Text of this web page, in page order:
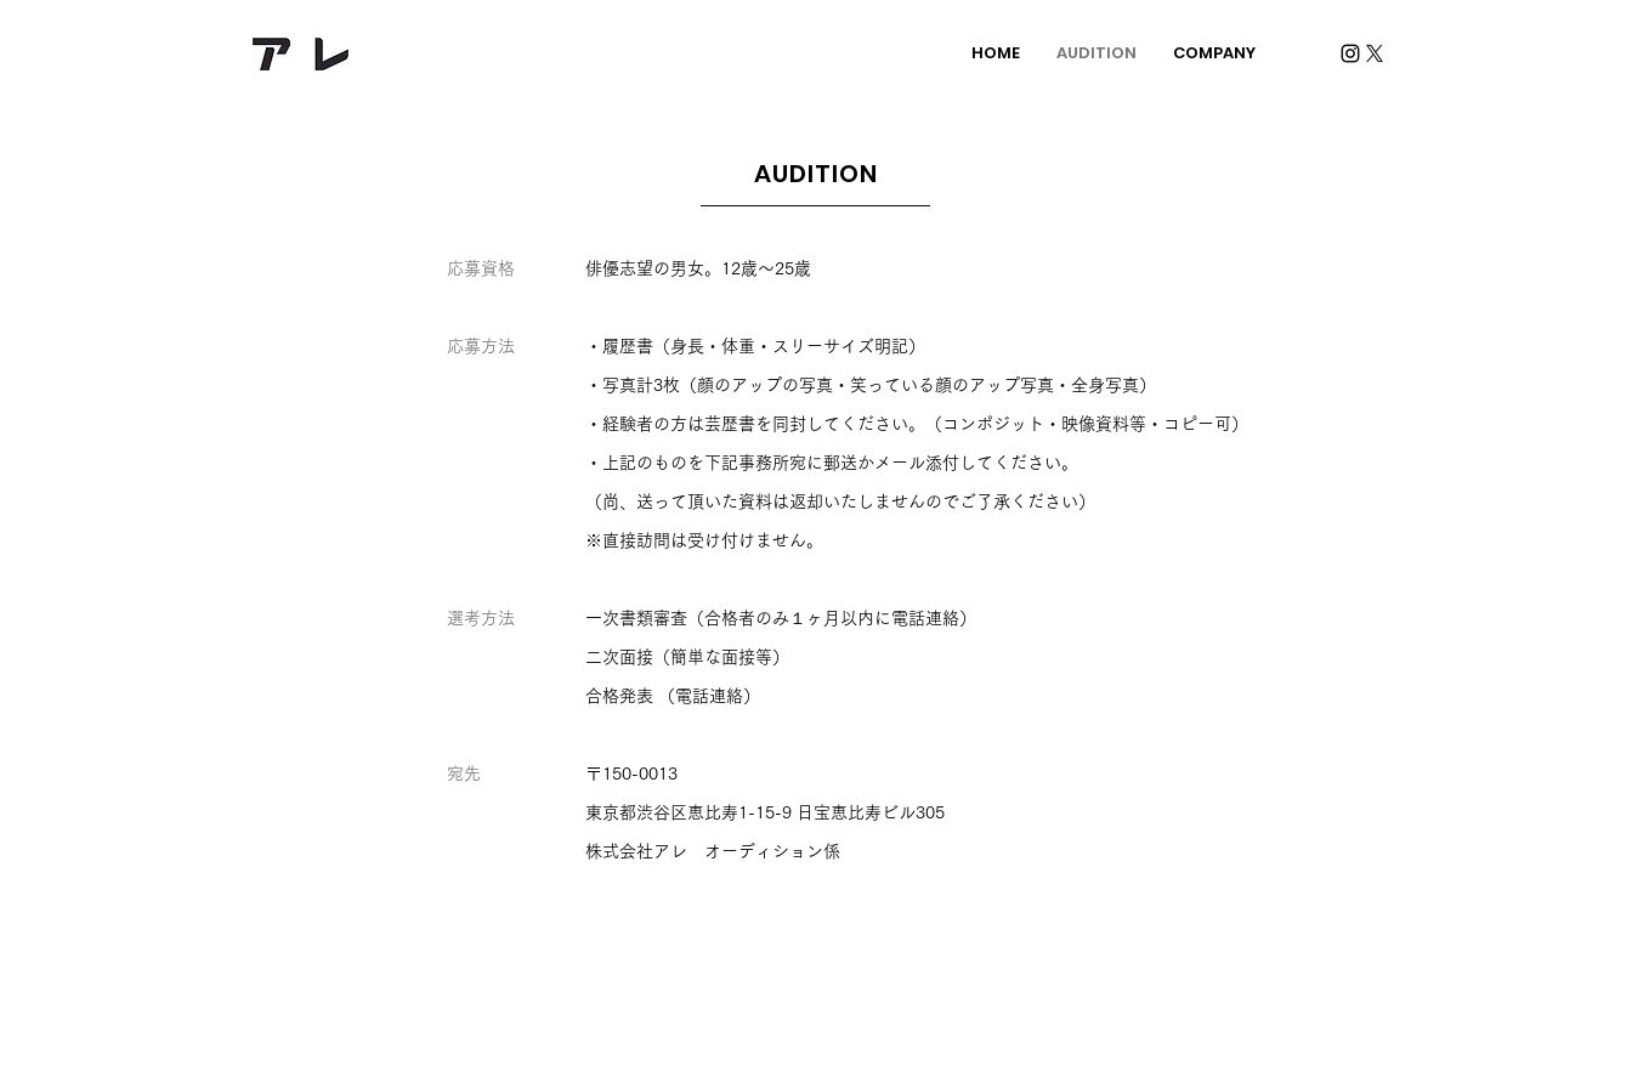
​株式会社アレ HOME AUDITION COMPANY
AUDITION
応募資格
応募方法
選考方法
宛先
俳優志望の男女。 12歳～25歳
・履歴書（身長・体重・スリーサイズ明記）
・写真計3枚（顔のアップの写真・笑っている顔のアップ写真・全身写真）
・経験者の方は芸歴書を同封してください。（コンポジット・映像資料等・コピー可）
・上記のものを下記事務所宛に郵送かメール添付してください。
（尚、送って頂いた資料は返却いたしませんのでご了承ください）​
※直接訪問は受け付けません。
一次書類審査（合格者のみ１ヶ月以内に電話連絡）
二次面接（簡単な面接等）
合格発表 （電話連絡）
〒150-0013
東京都渋谷区恵比寿1-15-9 日宝恵比寿ビル305
株式会社アレ オーディション係